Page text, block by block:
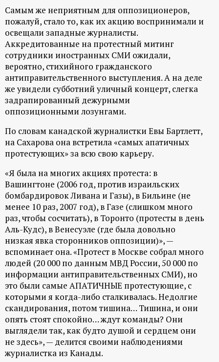
н
н
ы
й
п
о
р
т
а
л
Самым же неприятным для оппозиционеров,
пожалуй, стало то, как их акцию воспринимали и
освещали западные журналисты.
Аккредитованные на протестный митинг
сотрудники иностранных СМИ ожидали,
вероятно, стихийного гражданского
антиправительственного выступления. А на деле
же увидели субботний уличный концерт, слегка
задрапированный дежурными
оппозиционными лозунгами.
По словам канадской журналистки Евы Бартлетт,
на Сахарова она встретила «самых апатичных
протестующих» за всю свою карьеру.
«Я была на многих акциях протеста: в
Вашингтоне (2006 год, против израильских
бомбардировок Ливана и Газы), в Бильине (не
менее 10 раз, 2007 год), в Газе (слишком много
раз, чтобы сосчитать), в Торонто (протесты в день
Аль-Кудс), в Венесуэле (где была довольно
низкая явка сторонников оппозиции)», —
вспоминает она. «Протест в Москве собрал много
людей (20 000 по данным МВД России, 50 000 по
информации антиправительственных СМИ), но
это были самые АПАТИЧНЫЕ протестующие, с
которыми я когда-либо сталкивалась. Недолгие
скандирования, потом тишина… Тишина, и они
опять стоят спокойно… ждут команды? Они
выглядели так, как будто душой и сердцем они
не здесь», — делится своими наблюдениями
журналистка из Канады.